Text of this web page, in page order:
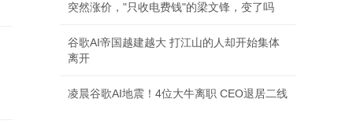
突然涨价，"只收电费钱"的梁文锋，变了吗
谷歌AI帝国越建越大 打江山的人却开始集体
离开
凌晨谷歌AI地震！4位大牛离职 CEO退居二线